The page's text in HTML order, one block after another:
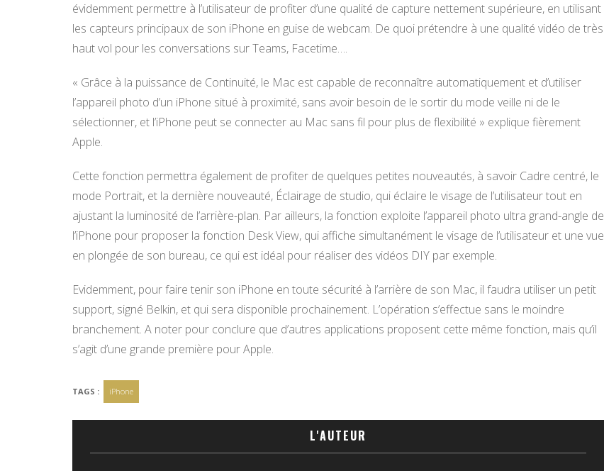
évidemment permettre à l’utilisateur de profiter d’une qualité de capture nettement supérieure, en utilisant
les capteurs principaux de son iPhone en guise de webcam. De quoi prétendre à une qualité vidéo de très
haut vol pour les conversations sur Teams, Facetime….
« Grâce à la puissance de Continuité, le Mac est capable de reconnaître automatiquement et d’utiliser
l’appareil photo d’un iPhone situé à proximité, sans avoir besoin de le sortir du mode veille ni de le
sélectionner, et l’iPhone peut se connecter au Mac sans fil pour plus de flexibilité » explique fièrement
Apple.
Cette fonction permettra également de profiter de quelques petites nouveautés, à savoir Cadre centré, le
mode Portrait, et la dernière nouveauté, Éclairage de studio, qui éclaire le visage de l’utilisateur tout en
ajustant la luminosité de l’arrière-plan. Par ailleurs, la fonction exploite l’appareil photo ultra grand-angle de
l’iPhone pour proposer la fonction Desk View, qui affiche simultanément le visage de l’utilisateur et une vue
en plongée de son bureau, ce qui est idéal pour réaliser des vidéos DIY par exemple.
Evidemment, pour faire tenir son iPhone en toute sécurité à l’arrière de son Mac, il faudra utiliser un petit
support, signé Belkin, et qui sera disponible prochainement. L’opération s’effectue sans le moindre
branchement. A noter pour conclure que d’autres applications proposent cette même fonction, mais qu’il
s’agit d’une grande première pour Apple.
TAGS : iPhone
L'AUTEUR